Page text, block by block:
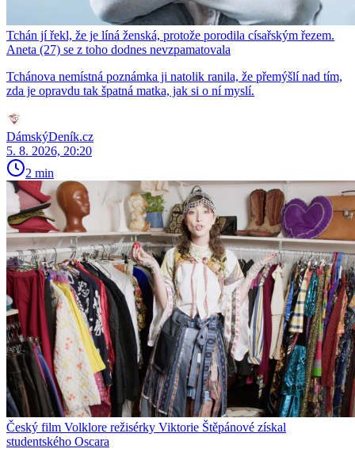
Tchán jí řekl, že je líná ženská, protože porodila císařským řezem.
Aneta (27) se z toho dodnes nevzpamatovala
Tchánova nemístná poznámka ji natolik ranila, že přemýšlí nad tím,
zda je opravdu tak špatná matka, jak si o ní myslí.
DámskýDeník.cz
5. 8. 2026, 20:20
2 min
Český film Volklore režisérky Viktorie Štěpánové získal
studentského Oscara